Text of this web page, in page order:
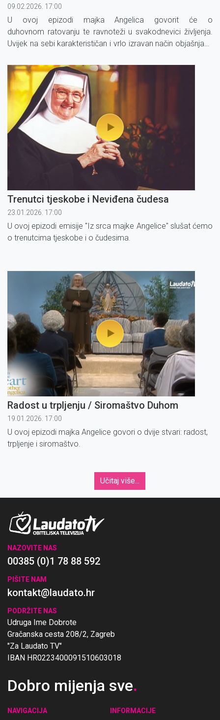
09.02.2026. 17:00
U ovoj epizodi majka Angelica govorit će o
duhovnom ratovanju te ravnoteži u svakodnevici življenja.
Uvijek na sebi karakterističan i vrlo izravan način objašnjava
sebe.
Trenutci tjeskobe i Neviđena čudesa
23.01.2026. 17:00
U ovoj epizodi emisije ''Iz srca majke Angelice'' slušat ćemo
o trenutcima tjeskobe i o čudesima.
Radost u trpljenju / Siromaštvo Duhom
19.01.2026. 17:00
U ovoj epizodi majka Angelice govori o dvije stvari: radost,
trpljenje i siromaštvo.
Učitaj više...
NAZOVITE NAS
00385 (0)1 78 88 592
PIŠITE NAM
kontakt@laudato.hr
PODRŽITE NAS
Udruga Ime Dobrote
Gračanska cesta 208/2, Zagreb
"Za Laudato TV"
IBAN HR0223400091510603018
Dobro mijenja sve.
NAVIGACIJA
INFORMACIJE